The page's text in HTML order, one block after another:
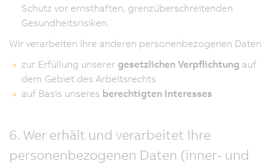
Schutz vor ernsthaften, grenzüberschreitenden
Gesundheitsrisiken.
Wir verarbeiten Ihre anderen personenbezogenen Daten
zur Erfüllung unserer gesetzlichen Verpflichtung auf
dem Gebiet des Arbeitsrechts
auf Basis unseres berechtigten Interesses
6. Wer erhält und verarbeitet Ihre
personenbezogenen Daten (inner- und